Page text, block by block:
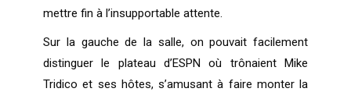
mettre fin à l’insupportable attente.
Sur la gauche de la salle, on pouvait facilement
distinguer le plateau d’ESPN où trônaient Mike
Tridico et ses hôtes, s’amusant à faire monter la